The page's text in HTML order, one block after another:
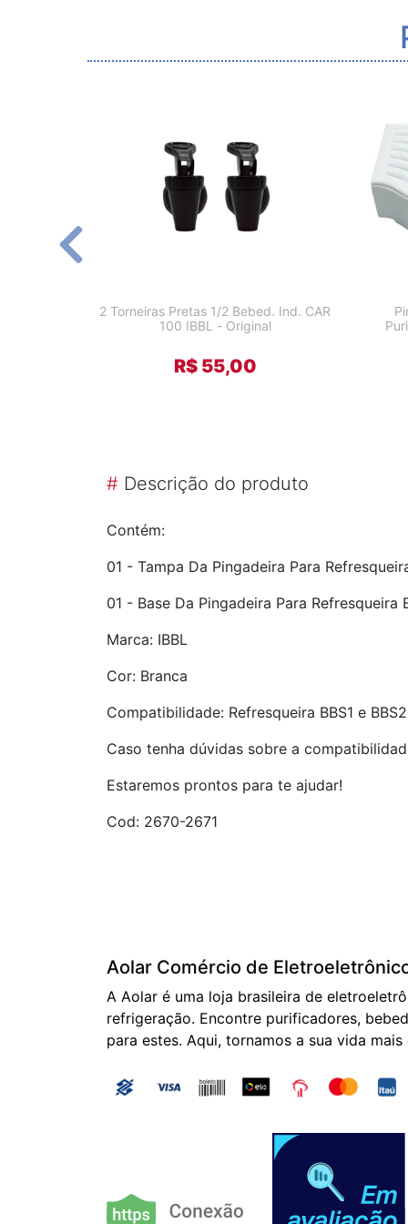
2 Torneiras Pretas 1/2 Bebed. Ind. CAR
100 IBBL - Original
R$ 55,00
# Descrição do produto
Contém:
01 - Tampa Da Pingadeira Para
01 - Base Da Pingadeira Para Refresqueira
Marca: IBBL
Cor: Branca
Compatibilidade: Refresqueira BBS1 e BBS2
Caso tenha dúvidas sobre a
Estaremos prontos para te ajudar!
Cod: 2670-2671
Aolar Comércio de
A Aolar é uma loja brasileira de
refrigeração. Encontre purificadores,
para estes. Aqui, tornamos a sua vida